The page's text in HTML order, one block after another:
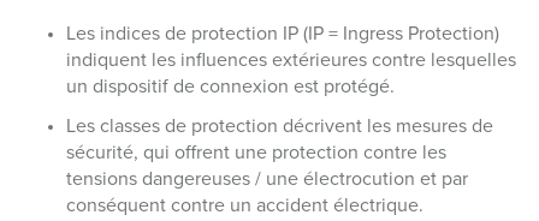
Les indices de protection IP (IP = Ingress Protection)
indiquent les influences extérieures contre lesquelles
un dispositif de connexion est protégé.
Les classes de protection décrivent les mesures de
sécurité, qui offrent une protection contre les
tensions dangereuses / une électrocution et par
conséquent contre un accident électrique.